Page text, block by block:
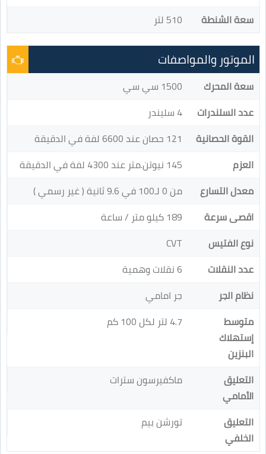
سعة الشنطة 510 لتر
الموتور والمواصفات
سعة المحرك
1500 سي سي
عدد السلندرات
4 سليندر
القوة الحصانية
121 حصان عند 6600 لفة في الدقيقة
العزم
145 نيوتن.متر عند 4300 لفة في الدقيقة
معدل التسارع
من 0 لـ100 في 9.6 ثانية ( غير رسمي )
اقصى سرعة
189 كيلو متر / ساعة
نوع الفتيس
CVT
عدد النقلات
6 نقلات وهمية
نظام الجر
جر امامي
متوسط
إستهلاك
البنزين
4.7 لتر لكل 100 كم
التعليق
الأمامي
ماكفيرسون سترات
التعليق
الخلفي
تورشن بيم